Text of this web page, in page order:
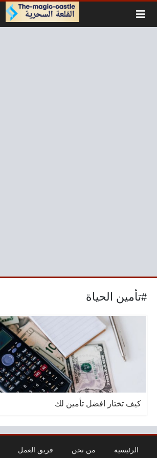
#تأمين الحياة
كيف تختار افضل تأمين لك
الرئيسية من نحن فريق العمل